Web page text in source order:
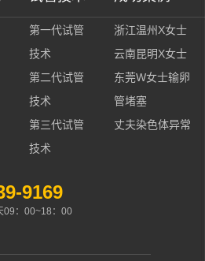
第一代试管
技术
第二代试管
技术
第三代试管
技术
浙江温州X女士
云南昆明X女士
东莞W女士输卵
管堵塞
丈夫染色体异常
9169
09：00~18：00